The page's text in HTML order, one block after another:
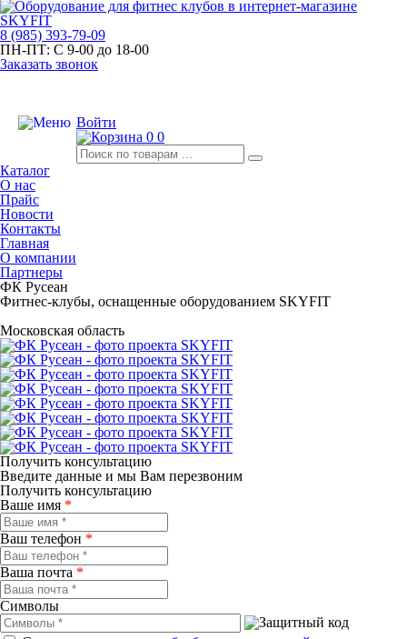
8 (985) 393-79-09
ПН-ПТ: С 9-00 до 18-00
Заказать звонок
Войти
0 0
Каталог
О нас
Прайс
Новости
Контакты
Главная
О компании
Партнеры
ФК Русеан
Фитнес-клубы, оснащенные оборудованием SKYFIT
Московская область
Получить консультацию
Введите данные и мы Вам перезвоним
Получить консультацию
Ваше имя *
Ваш телефон *
Ваша почта *
Символы